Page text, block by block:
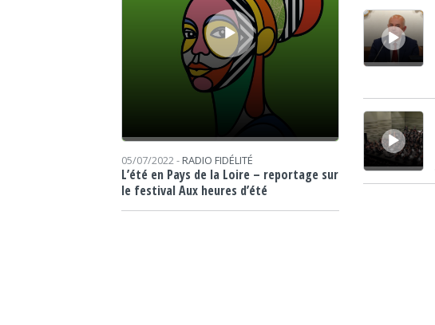
05/07/2022 - RADIO FIDÉLITÉ
L’été en Pays de la Loire – reportage sur
le festival Aux heures d’été
Lecteur audio
Lecteur audio